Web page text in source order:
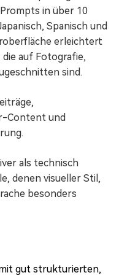
in über 10
Spanisch und
erleichtert
auf Fotografie,
sind.
Content und
als technisch
denen visueller Stil,
besonders
gut strukturierten,